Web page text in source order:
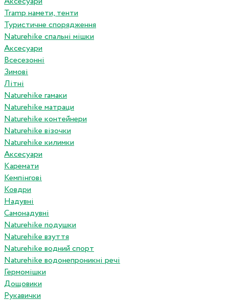
Tramp намети, тенти
Туристичне спорядження
Naturehike спальні мішки
Аксесуари
Всесезонні
Зимові
Літні
Naturehike гамаки
Naturehike матраци
Naturehike контейнери
Naturehike візочки
Naturehike килимки
Аксесуари
Каремати
Кемпінгові
Ковдри
Надувні
Самонадувні
Naturehike подушки
Naturehike взуття
Naturehike водний спорт
Naturehike водонепроникні речі
Гермомішки
Дощовики
Рукавички